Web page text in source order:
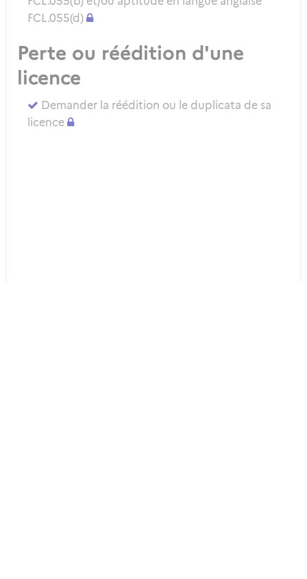
FCL.055(d)
Perte ou réédition d'une
licence
Demander la réédition ou le duplicata de sa
licence